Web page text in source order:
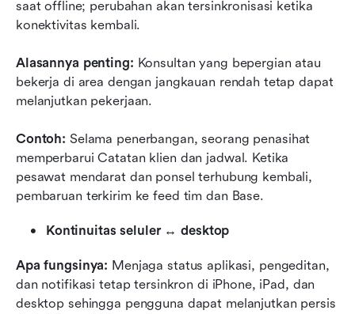
saat offline; perubahan akan tersinkronisasi ketika
konektivitas kembali.
Alasannya penting: Konsultan yang bepergian atau
bekerja di area dengan jangkauan rendah tetap dapat
melanjutkan pekerjaan.
Contoh: Selama penerbangan, seorang penasihat
memperbarui Catatan klien dan jadwal. Ketika
pesawat mendarat dan ponsel terhubung kembali,
pembaruan terkirim ke feed tim dan Base.
Kontinuitas seluler ↔ desktop
Apa fungsinya: Menjaga status aplikasi, pengeditan,
dan notifikasi tetap tersinkron di iPhone, iPad, dan
desktop sehingga pengguna dapat melanjutkan persis